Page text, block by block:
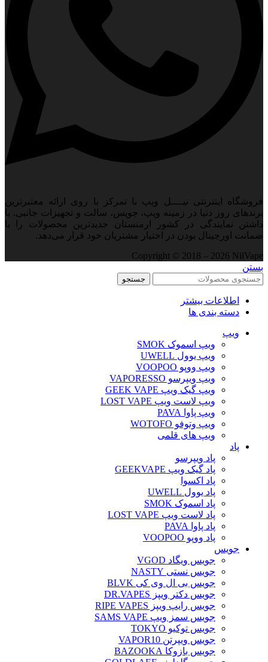
فروشگاه اینترنتی نیــــل ویپ با تمرکز با روی ارائه معتبرترین
برندهای روز دنیا در زمینه ویپ، جویس، سالت و تجهیزات جانبی. با
داشتن نمایندگی در کشور ارمنستان جدید‌ترین محصولات را با
ضمانت اورجینال بودن در اختیار مشتریان خود قرار می‌دهد.
Copyright © 2018 – 2026 NilVape
بستن
جستجو
اطلاعات بیشتر
دسته بندی ها
ویپ‌
ویپ اسموک SMOK
ویپ یوول UWELL
ویپ ووپو VOOPOO
ویپ ویپرسو VAPORESSO
ویپ گیک ویپ GEEK VAPE
ویپ لاست ویپ LOST VAPE
ویپ پاوا PAVA
ویپ وتوفو WOTOFO
ویپ های قلمی
پاد
پاد ویپرسو
پاد گیک ویپ GEEKVAPE
پاد اکسوا
پاد یوول UWELL
پاد اسموک SMOK
پاد لاست ویپ LOST VAPE
پاد پاوا PAVA
پاد ووپو VOOPOO
جویس‌
جویس ویگاد VGOD
جویس نستی NASTY
جویس بی ال وی کی BLVK
جویس دکتر ویپز DR.VAPES
جویس رایپ ویپز RIPE VAPES
جویس سمز ویپ SAMS VAPE
جویس توکیو TOKYO
جویس ویپرتن VAPOR10
جویس بازوکا BAZOOKA